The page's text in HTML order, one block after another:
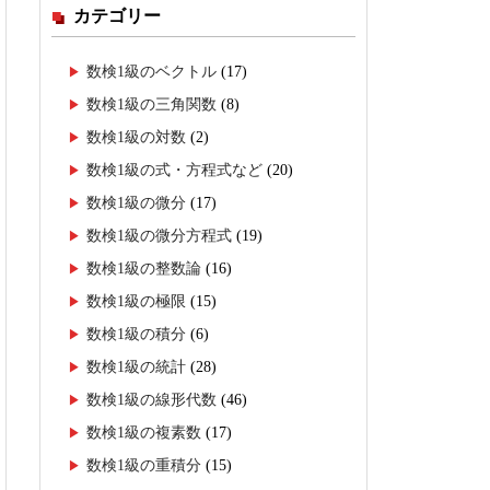
カテゴリー
数検1級のベクトル (17)
数検1級の三角関数 (8)
数検1級の対数 (2)
数検1級の式・方程式など (20)
数検1級の微分 (17)
数検1級の微分方程式 (19)
数検1級の整数論 (16)
数検1級の極限 (15)
数検1級の積分 (6)
数検1級の統計 (28)
数検1級の線形代数 (46)
数検1級の複素数 (17)
数検1級の重積分 (15)